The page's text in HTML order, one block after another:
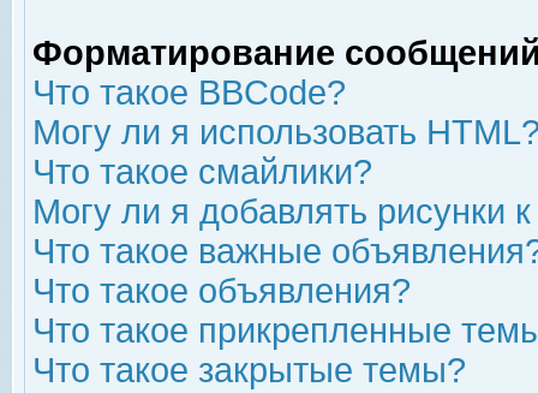
Форматирование
Что такое BBCode?
Могу ли я использовать
Что такое смайлики?
Могу ли я добавлять рисунки
Что такое важные
Что такое объявления?
Что такое прикрепленные
Что такое закрытые темы?